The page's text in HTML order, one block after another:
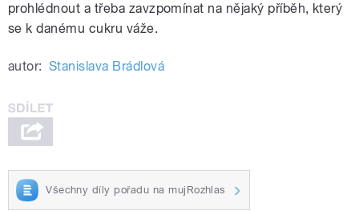
prohlédnout a třeba zavzpomínat na nějaký příběh, který
se k danému cukru váže.
autor: Stanislava Brádlová
Všechny díly pořadu na mujRozhlas